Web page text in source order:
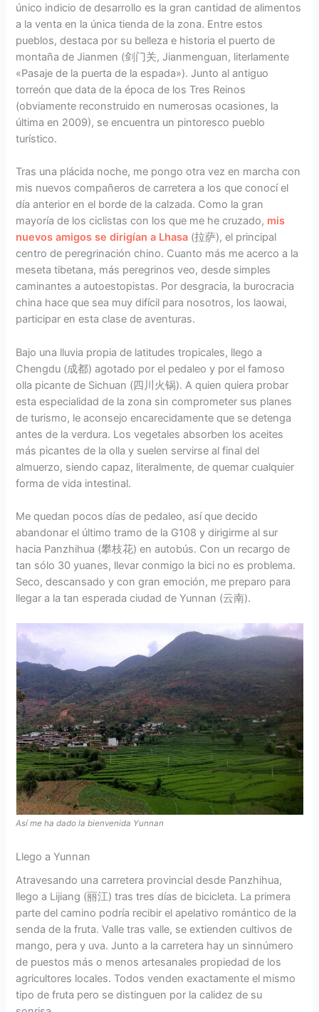
único indicio de desarrollo es la gran cantidad de alimentos
a la venta en la única tienda de la zona. Entre estos
pueblos, destaca por su belleza e historia el puerto de
montaña de Jianmen (剑门关, Jianmenguan, literlamente
«Pasaje de la puerta de la espada»). Junto al antiguo
torreón que data de la época de los Tres Reinos
(obviamente reconstruido en numerosas ocasiones, la
última en 2009), se encuentra un pintoresco pueblo
turístico.
Tras una plácida noche, me pongo otra vez en marcha con
mis nuevos compañeros de carretera a los que conocí el
día anterior en el borde de la calzada. Como la gran
mayoría de los ciclistas con los que me he cruzado, mis
nuevos amigos se dirigían a Lhasa (拉萨), el principal
centro de peregrinación chino. Cuanto más me acerco a la
meseta tibetana, más peregrinos veo, desde simples
caminantes a autoestopistas. Por desgracia, la burocracia
china hace que sea muy difícil para nosotros, los laowai,
participar en esta clase de aventuras.
Bajo una lluvia propia de latitudes tropicales, llego a
Chengdu (成都) agotado por el pedaleo y por el famoso
olla picante de Sichuan (四川火锅). A quien quiera probar
esta especialidad de la zona sin comprometer sus planes
de turismo, le aconsejo encarecidamente que se detenga
antes de la verdura. Los vegetales absorben los aceites
más picantes de la olla y suelen servirse al final del
almuerzo, siendo capaz, literalmente, de quemar cualquier
forma de vida intestinal.
Me quedan pocos días de pedaleo, así que decido
abandonar el último tramo de la G108 y dirigirme al sur
hacia Panzhihua (攀枝花) en autobús. Con un recargo de
tan sólo 30 yuanes, llevar conmigo la bici no es problema.
Seco, descansado y con gran emoción, me preparo para
llegar a la tan esperada ciudad de Yunnan (云南).
Así me ha dado la bienvenida Yunnan
Llego a Yunnan
Atravesando una carretera provincial desde Panzhihua,
llego a Lijiang (丽江) tras tres días de bicicleta. La primera
parte del camino podría recibir el apelativo romántico de la
senda de la fruta. Valle tras valle, se extienden cultivos de
mango, pera y uva. Junto a la carretera hay un sinnúmero
de puestos más o menos artesanales propiedad de los
agricultores locales. Todos venden exactamente el mismo
tipo de fruta pero se distinguen por la calidez de su